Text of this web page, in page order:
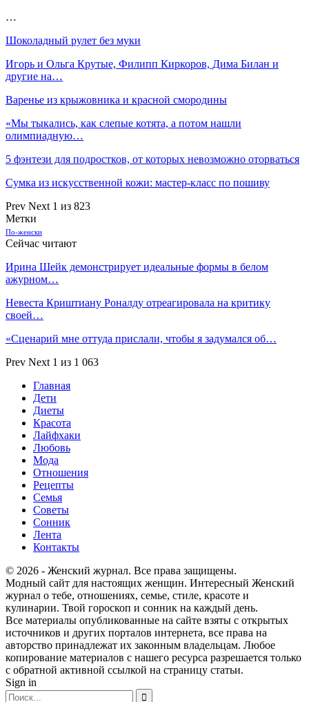
…
Шоколадный рулет без муки
Игорь и Ольга Крутые, Филипп Киркоров, Дима Билан и
другие на…
Варенье из крыжовника и красной смородины
«Мы тыкались, как слепые котята, а потом нашли
олимпиадную…
5 фэнтези для подростков, от которых невозможно оторваться
Сумка из искусственной кожи: мастер-класс по пошиву
Prev Next 1 из 823
Метки
По-женски
Сейчас читают
Ирина Шейк демонстрирует идеальные формы в белом
ажурном…
Невеста Криштиану Роналду отреагировала на критику
своей…
«Сценарий мне оттуда прислали, чтобы я задумался об…
Prev Next 1 из 1 063
Главная
Дети
Диеты
Красота
Лайфхаки
Любовь
Мода
Отношения
Рецепты
Семья
Советы
Сонник
Лента
Контакты
© 2026 - Женский журнал. Все права защищены.
Модный сайт для настоящих женщин. Интересный Женский
журнал о тебе, отношениях, семье, стиле, красоте и
кулинарии. Твой гороскоп и сонник на каждый день.
Все материалы опубликованные на сайте взяты с открытых
источников и других порталов интернета, все права на
авторство принадлежат их законным владельцам. Любое
копирование материалов с нашего ресурса разрешается только
с обратной активной ссылкой на страницу статьи.
Sign in